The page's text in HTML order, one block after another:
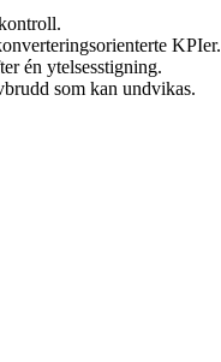
KPIer.
én ytelsesstigning.
som kan undvikas.